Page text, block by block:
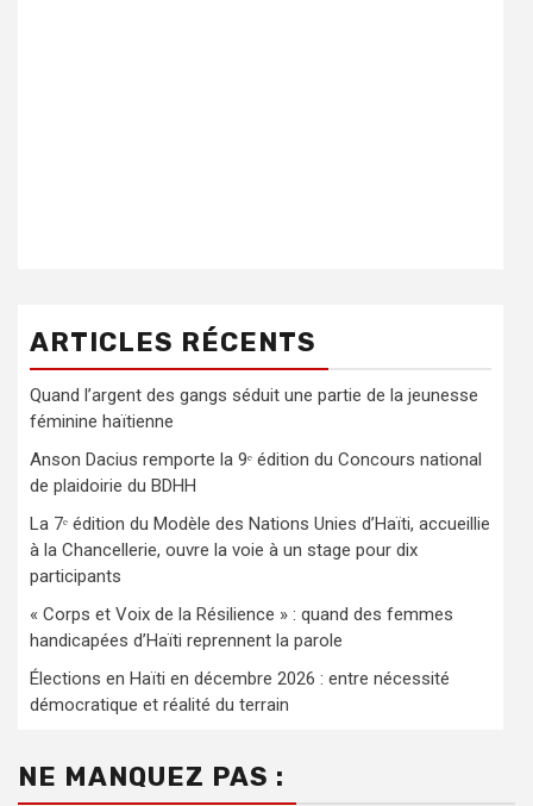
ARTICLES RÉCENTS
Quand l’argent des gangs séduit une partie de la jeunesse
féminine haïtienne
Anson Dacius remporte la 9ᵉ édition du Concours national
de plaidoirie du BDHH
La 7ᵉ édition du Modèle des Nations Unies d’Haïti, accueillie
à la Chancellerie, ouvre la voie à un stage pour dix
participants
« Corps et Voix de la Résilience » : quand des femmes
handicapées d’Haïti reprennent la parole
Élections en Haïti en décembre 2026 : entre nécessité
démocratique et réalité du terrain
NE MANQUEZ PAS :